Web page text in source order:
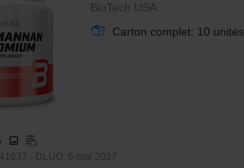
BioTech USA
Carton complet: 10 unités
- DLUO: 6 mai 2027